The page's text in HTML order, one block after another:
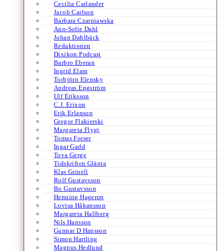
Cecilia Carlander
Jacob Carlson
Barbara Czarniawska
Ann-Sofie Dahl
Johan Dahlbäck
Redaktionen
Dixikon Podcast
Barbro Eberan
Ingrid Elam
Torbjörn Elensky
Andreas Engström
Ulf Eriksson
C.J. Erixon
Erik Erlanson
Gregor Flakierski
Margareta Flygt
Tomas Forser
Ingar Gadd
Tova Gerge
Tidskriften Glänta
Klas Grinell
Rolf Gustavsson
Bo Gustavsson
Henning Hagerup
Lovisa Håkansson
Margareta Hallberg
Nils Hansson
Gunnar D Hansson
Simon Hartling
Magnus Hedlund